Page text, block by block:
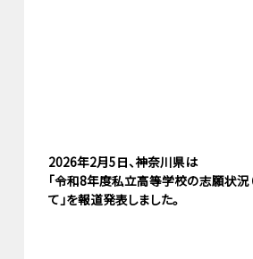
2026年2月5日、神奈川県は
「令和8年度私立高等学校の志願状況
て」を報道発表しました。